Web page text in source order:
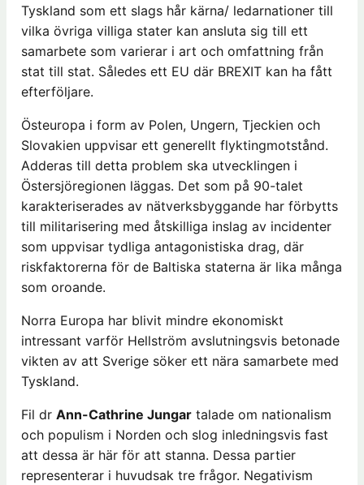
Tyskland som ett slags hår kärna/ ledarnationer till
vilka övriga villiga stater kan ansluta sig till ett
samarbete som varierar i art och omfattning från
stat till stat. Således ett EU där BREXIT kan ha fått
efterföljare.
Östeuropa i form av Polen, Ungern, Tjeckien och
Slovakien uppvisar ett generellt flyktingmotstånd.
Adderas till detta problem ska utvecklingen i
Östersjöregionen läggas. Det som på 90-talet
karakteriserades av nätverksbyggande har förbytts
till militarisering med åtskilliga inslag av incidenter
som uppvisar tydliga antagonistiska drag, där
riskfaktorerna för de Baltiska staterna är lika många
som oroande.
Norra Europa har blivit mindre ekonomiskt
intressant varför Hellström avslutningsvis betonade
vikten av att Sverige söker ett nära samarbete med
Tyskland.
Fil dr Ann-Cathrine Jungartalade om nationalism
och populism i Norden och slog inledningsvis fast
att dessa är här för att stanna. Dessa partier
representerar i huvudsak tre frågor. Negativism